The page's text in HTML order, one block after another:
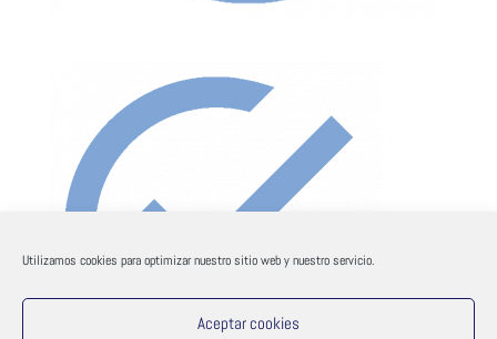
Utilizamos cookies para optimizar nuestro sitio web y nuestro servicio.
Aceptar cookies